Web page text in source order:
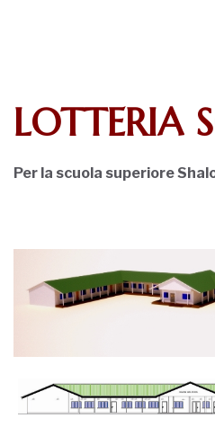
LOTTERIA
Per la scuola superiore